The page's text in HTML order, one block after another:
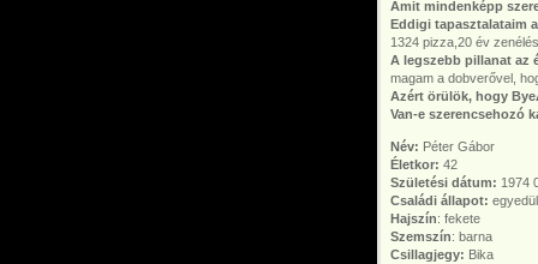
Amit mindenképp
Eddigi tapasztalataim
1324 pizza,20 év
A legszebb pillanat az
magam a dobverővel,
Azért örülök, hogy
Van-e szerencsehozó
Név: Péter Gábor
Életkor: 42
Születési dátum: 1974
Családi állapot:
Hajszín: fekete
Szemszín: barna
Csillagjegy: Bika